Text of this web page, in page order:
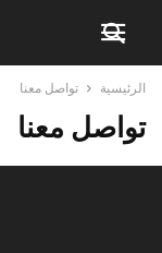
الرئيسية تواصل معنا
تواصل معنا